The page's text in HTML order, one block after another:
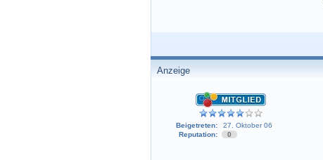
Anzeige
Beigetreten:
27. Oktober 06
Reputation:
0